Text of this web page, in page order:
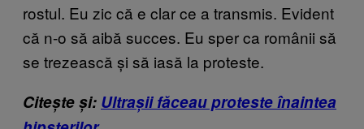
rostul. Eu zic că e clar ce a transmis. Evident
că n-o să aibă succes. Eu sper ca românii să
se trezească şi să iasă la proteste.
Citește și: Ultrașii făceau proteste înaintea